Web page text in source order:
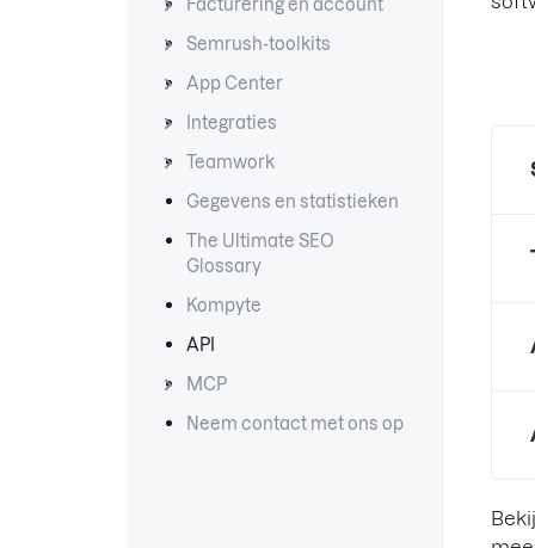
Facturering en account
Semrush-toolkits
App Center
Integraties
Teamwork
Gegevens en statistieken
The Ultimate SEO
Glossary
Kompyte
API
MCP
Neem contact met ons op